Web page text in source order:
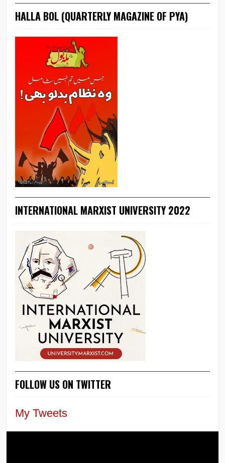
HALLA BOL (QUARTERLY MAGAZINE OF PYA)
INTERNATIONAL MARXIST UNIVERSITY 2022
FOLLOW US ON TWITTER
My Tweets